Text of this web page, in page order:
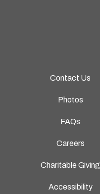
Contact Us
Photos
FAQs
Careers
Charitable Giving
Accessibility